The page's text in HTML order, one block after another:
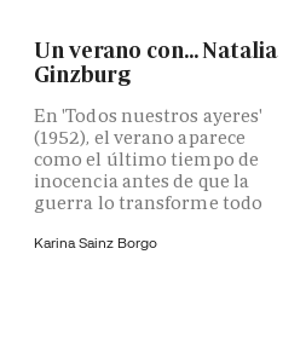
Un verano con... Natalia
Ginzburg
En 'Todos nuestros ayeres'
(1952), el verano aparece
como el último tiempo de
inocencia antes de que la
guerra lo transforme todo
Karina Sainz Borgo